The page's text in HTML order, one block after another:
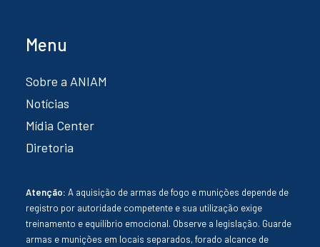
Menu
Sobre a ANIAM
Notícias
Mídia Center
Diretoria
Atenção: A aquisição de armas de fogo e munições depende de
registro por autoridade competente e sua utilização exige
treinamento e equilíbrio emocional. Observe a legislação. Guarde
armas e munições em locais separados, forado alcance de